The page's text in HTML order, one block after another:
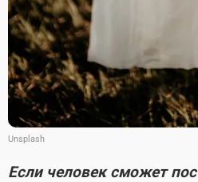
Unsplash
Если человек сможет